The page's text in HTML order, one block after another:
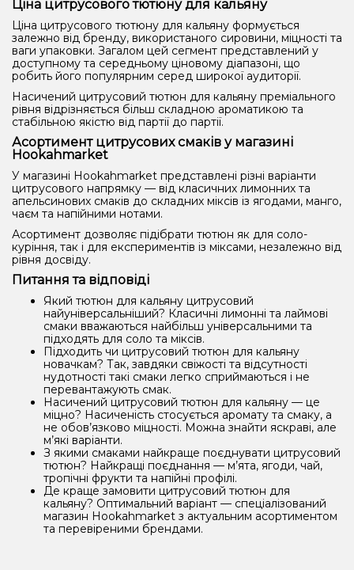
Ціна цитрусового тютюну для кальяну
Ціна цитрусового тютюну для кальяну формується
залежно від бренду, використаного сировини, міцності та
ваги упаковки. Загалом цей сегмент представлений у
доступному та середньому ціновому діапазоні, що
робить його популярним серед широкої аудиторії.
Насичений цитрусовий тютюн для кальяну преміального
рівня відрізняється більш складною ароматикою та
стабільною якістю від партії до партії.
Асортимент цитрусових смаків у магазині
Hookahmarket
У магазині Hookahmarket представлені різні варіанти
цитрусового напрямку — від класичних лимонних та
апельсинових смаків до складних міксів із ягодами, манго,
чаєм та напійними нотами.
Асортимент дозволяє підібрати тютюн як для соло-
куріння, так і для експериментів із міксами, незалежно від
рівня досвіду.
Питання та відповіді
Який тютюн для кальяну цитрусовий
найуніверсальніший? Класичні лимонні та лаймові
смаки вважаються найбільш універсальними та
підходять для соло та міксів.
Підходить чи цитрусовий тютюн для кальяну
новачкам? Так, завдяки свіжості та відсутності
нудотності такі смаки легко сприймаються і не
перевантажують смак.
Насичений цитрусовий тютюн для кальяну — це
міцно? Насиченість стосується аромату та смаку, а
не обов’язково міцності. Можна знайти яскраві, але
м’які варіанти.
З якими смаками найкраще поєднувати цитрусовий
тютюн? Найкращі поєднання — м’ята, ягоди, чай,
тропічні фрукти та напійні профілі.
Де краще замовити цитрусовий тютюн для
кальяну? Оптимальний варіант — спеціалізований
магазин Hookahmarket з актуальним асортиментом
та перевіреними брендами.